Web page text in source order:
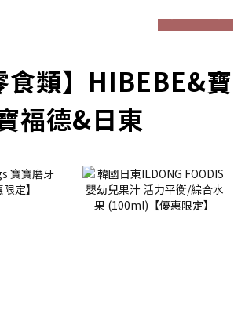
prev next
食類】HIBEBE&寶
福德&日東